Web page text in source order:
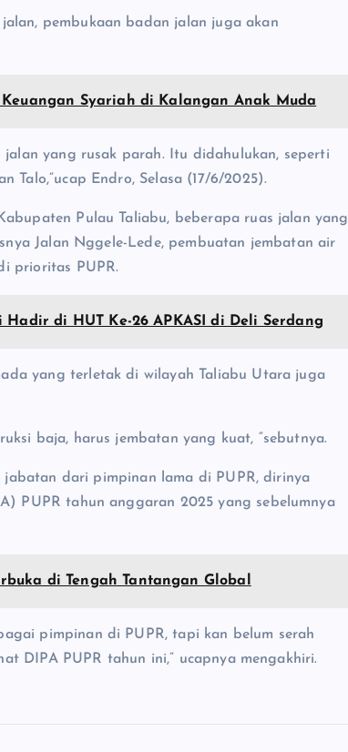
pembukaan badan jalan juga akan
Syariah di Kalangan Anak Muda
yang rusak parah. Itu didahulukan, seperti
Talo,”ucap Endro, Selasa (17/6/2025).
Pulau Taliabu, beberapa ruas jalan yang
Jalan Nggele-Lede, pembuatan jembatan air
prioritas PUPR.
di HUT Ke-26 APKASI di Deli Serdang
yang terletak di wilayah Taliabu Utara juga
baja, harus jembatan yang kuat, “sebutnya.
jabatan dari pimpinan lama di PUPR, dirinya
PUPR tahun anggaran 2025 yang sebelumnya
di Tengah Tantangan Global
pimpinan di PUPR, tapi kan belum serah
DIPA PUPR tahun ini,” ucapnya mengakhiri.